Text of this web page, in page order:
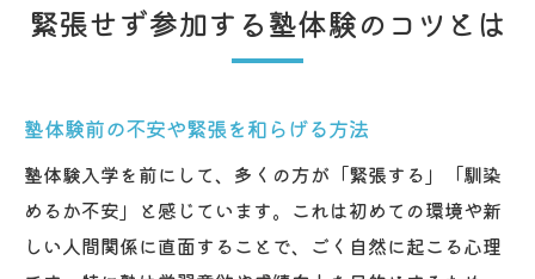
緊張せず参加する塾体験のコツとは
塾体験前の不安や緊張を和らげる方法
塾体験入学を前にして、多くの方が「緊張する」「馴染
めるか不安」と感じています。これは初めての環境や新
しい人間関係に直面することで、ごく自然に起こる心理